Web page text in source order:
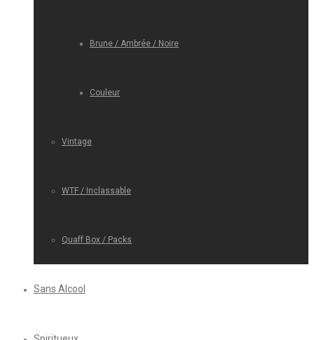
Brune / Ambrée / Noire
Couleur
Vintage
WTF / Inclassable
Quaff Box / Packs
Sans Alcool